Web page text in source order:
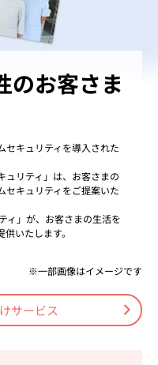
のお客さま
セキュリティを導入された
ュリティ」は、お客さまの
セキュリティをご提案いた
ィ」が、お客さまの生活を
いたします。
一部画像はイメージです
サービス